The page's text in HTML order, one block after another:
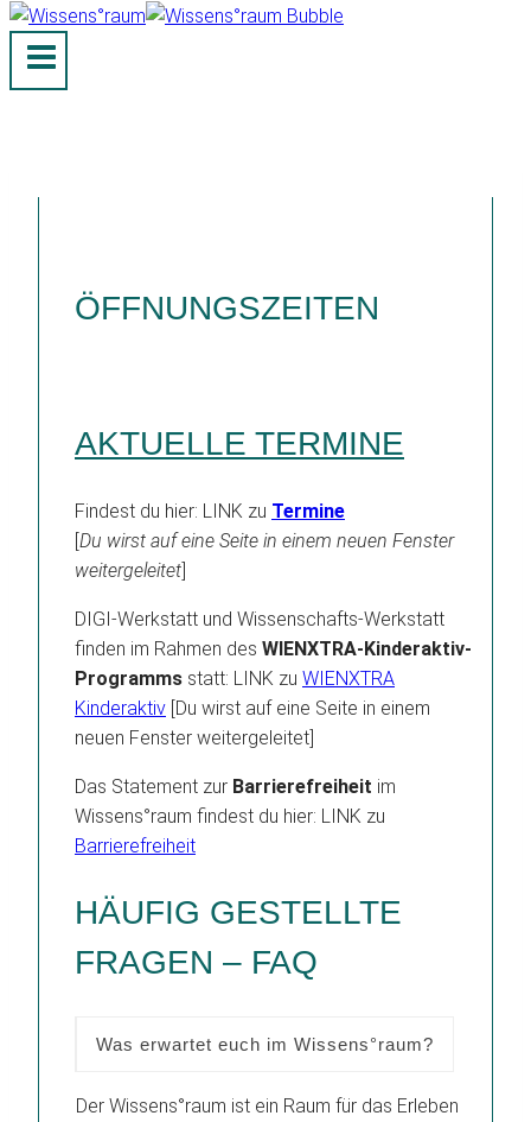
ÖFFNUNGSZEITEN
AKTUELLE TERMINE
Findest du hier: LINK zu Termine
Du wirst auf eine Seite in einem neuen Fenster
weitergeleitet
DIGI-Werkstatt und Wissenschafts-Werkstatt
finden im Rahmen des WIENXTRA-Kinderaktiv-
Programms statt: LINK zu WIENXTRA
Kinderaktiv [Du wirst auf eine Seite in einem
neuen Fenster weitergeleitet]
Das Statement zur Barrierefreiheit im
Wissens°raum findest du hier: LINK zu
Barrierefreiheit
HÄUFIG GESTELLTE
FRAGEN – FAQ
Was erwartet euch im Wissens°raum?
Der Wissens°raum ist ein Raum für das Erleben